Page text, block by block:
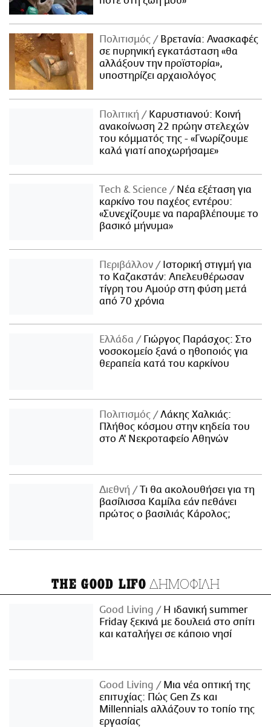
Πολιτισμός
Βρετανία: Ανασκαφές
σε πυρηνική εγκατάσταση «θα
αλλάξουν την προϊστορία»,
υποστηρίζει αρχαιολόγος
Πολιτική
Καρυστιανού: Κοινή
ανακοίνωση 22 πρώην στελεχών
του κόμματός της - «Γνωρίζουμε
καλά γιατί αποχωρήσαμε»
Τech & Science
Νέα εξέταση για
καρκίνο του παχέος εντέρου:
«Συνεχίζουμε να παραβλέπουμε το
βασικό μήνυμα»
Περιβάλλον
Ιστορική στιγμή για
το Καζακστάν: Απελευθέρωσαν
τίγρη του Αμούρ στη φύση μετά
από 70 χρόνια
Ελλάδα
Γιώργος Παράσχος: Στο
νοσοκομείο ξανά ο ηθοποιός για
θεραπεία κατά του καρκίνου
Πολιτισμός
Λάκης Χαλκιάς:
Πλήθος κόσμου στην κηδεία του
στο Α' Νεκροταφείο Αθηνών
Διεθνή
Τι θα ακολουθήσει για τη
βασίλισσα Καμίλα εάν πεθάνει
πρώτος ο βασιλιάς Κάρολος;
THE GOOD LIFO ΔΗΜΟΦΙΛΗ
Good Living
Η ιδανική summer
Friday ξεκινά με δουλειά στο σπίτι
και καταλήγει σε κάποιο νησί
Good Living
Μια νέα οπτική της
επιτυχίας: Πώς Gen Zs και
Millennials αλλάζουν το τοπίο της
εργασίας